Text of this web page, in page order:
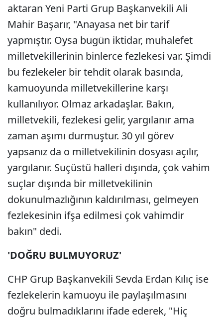
aktaran Yeni Parti Grup Başkanvekili Ali
Mahir Başarır, "Anayasa net bir tarif
yapmıştır. Oysa bugün iktidar, muhalefet
milletvekillerinin binlerce fezlekesi var. Şimdi
bu fezlekeler bir tehdit olarak basında,
kamuoyunda milletvekillerine karşı
kullanılıyor. Olmaz arkadaşlar. Bakın,
milletvekili, fezlekesi gelir, yargılanır ama
zaman aşımı durmuştur. 30 yıl görev
yapsanız da o milletvekilinin dosyası açılır,
yargılanır. Suçüstü halleri dışında, çok vahim
suçlar dışında bir milletvekilinin
dokunulmazlığının kaldırılması, gelmeyen
fezlekesinin ifşa edilmesi çok vahimdir
bakın" dedi.
'DOĞRU BULMUYORUZ'
CHP Grup Başkanvekili Sevda Erdan Kılıç ise
fezlekelerin kamuoyu ile paylaşılmasını
doğru bulmadıklarını ifade ederek, "Hiç